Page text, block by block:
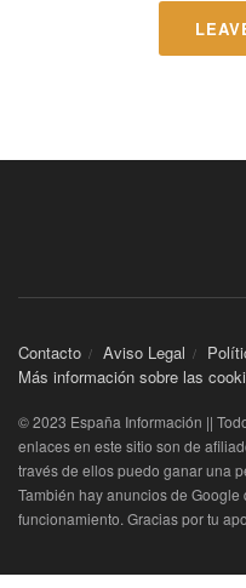
Contacto Aviso Legal
Más información sobre las
© 2023 España Información ||
enlaces en este sitio son de
través de ellos puedo ganar una
También hay anuncios de
funcionamiento. Gracias por tu